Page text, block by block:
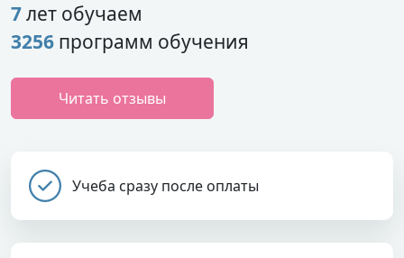
7лет обучаем
3256 программ обучения
Читать отзывы
Учеба сразу после оплаты